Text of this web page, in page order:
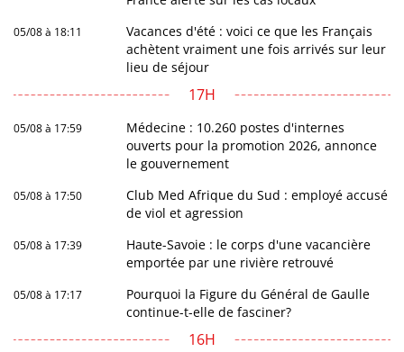
05/08 à 18:11
Vacances d'été : voici ce que les Français
achètent vraiment une fois arrivés sur leur
lieu de séjour
17H
05/08 à 17:59
Médecine : 10.260 postes d'internes
ouverts pour la promotion 2026, annonce
le gouvernement
05/08 à 17:50
Club Med Afrique du Sud : employé accusé
de viol et agression
05/08 à 17:39
Haute-Savoie : le corps d'une vacancière
emportée par une rivière retrouvé
05/08 à 17:17
Pourquoi la Figure du Général de Gaulle
continue-t-elle de fasciner?
16H